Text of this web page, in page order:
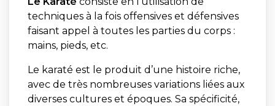
techniques à la fois offensives et défensives
faisant appel à toutes les parties du corps :
mains, pieds, etc.
Le karaté est le produit d’une histoire riche,
avec de très nombreuses variations liées aux
diverses cultures et époques. Sa spécificité,